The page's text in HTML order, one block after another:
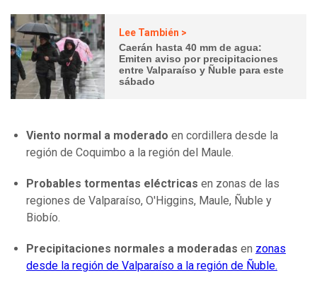
Lee También >
Caerán hasta 40 mm de agua:
Emiten aviso por precipitaciones
entre Valparaíso y Ñuble para este
sábado
Viento normal a moderado en cordillera desde la
región de Coquimbo a la región del Maule.
Probables tormentas eléctricas en zonas de las
regiones de Valparaíso, O'Higgins, Maule, Ñuble y
Biobío.
Precipitaciones normales a moderadas en zonas
desde la región de Valparaíso a la región de Ñuble.